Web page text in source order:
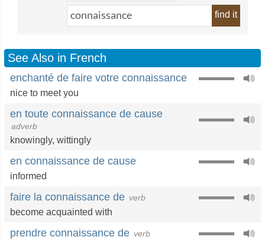
find it
See Also in French
enchanté de faire votre connaissance
nice to meet you
en toute connaissance de cause
adverb
knowingly, wittingly
en connaissance de cause
informed
faire la connaissance de verb
become acquainted with
prendre connaissance de verb